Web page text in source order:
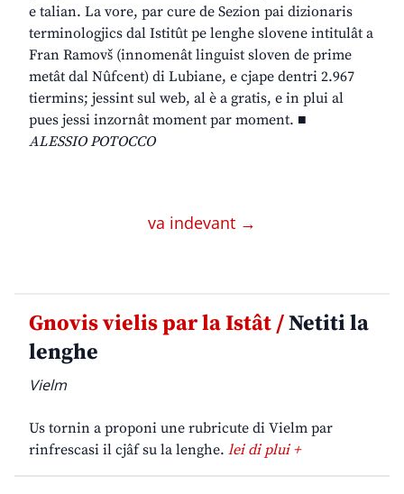
e talian. La vore, par cure de Sezion pai dizionaris
terminologjics dal Istitût pe lenghe slovene intitulât a
Fran Ramovš (innomenât linguist sloven de prime
metât dal Nûfcent) di Lubiane, e cjape dentri 2.967
tiermins; jessint sul web, al è a gratis, e in plui al
pues jessi inzornât moment par moment. ■
ALESSIO POTOCCO
va indevant →
Gnovis vielis par la Istât /Netiti la
lenghe
Vielm
Us tornin a proponi une rubricute di Vielm par
rinfrescasi il cjâf su la lenghe. lei di plui +